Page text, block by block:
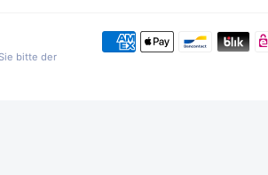
bitte der